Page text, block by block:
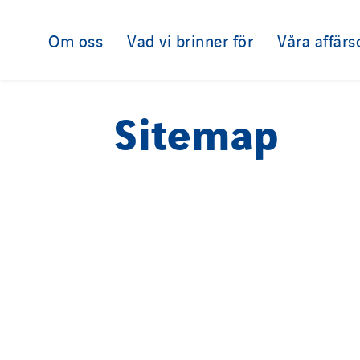
Om oss Vad vi brinner för Våra
Sitemap
Brasil
Italy